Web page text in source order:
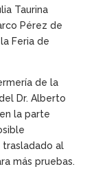
Taurina
Pérez de
Feria de
de la
Dr. Alberto
la parte
al
más pruebas.